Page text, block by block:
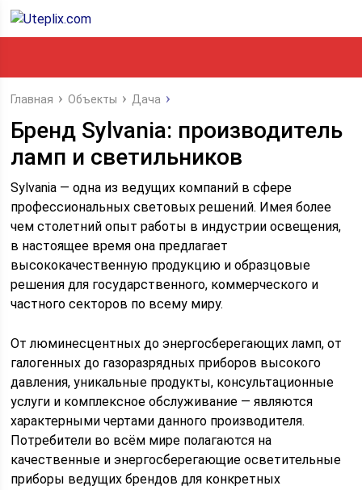
Главная Объекты Дача
Бренд Sylvania: производитель
ламп и светильников
Sylvania — одна из ведущих компаний в сфере
профессиональных световых решений. Имея более
чем столетний опыт работы в индустрии освещения,
в настоящее время она предлагает
высококачественную продукцию и образцовые
решения для государственного, коммерческого и
частного секторов по всему миру.
От люминесцентных до энергосберегающих ламп, от
галогенных до газоразрядных приборов высокого
давления, уникальные продукты, консультационные
услуги и комплексное обслуживание — являются
характерными чертами данного производителя.
Потребители во всём мире полагаются на
качественные и энергосберегающие осветительные
приборы ведущих брендов для конкретных